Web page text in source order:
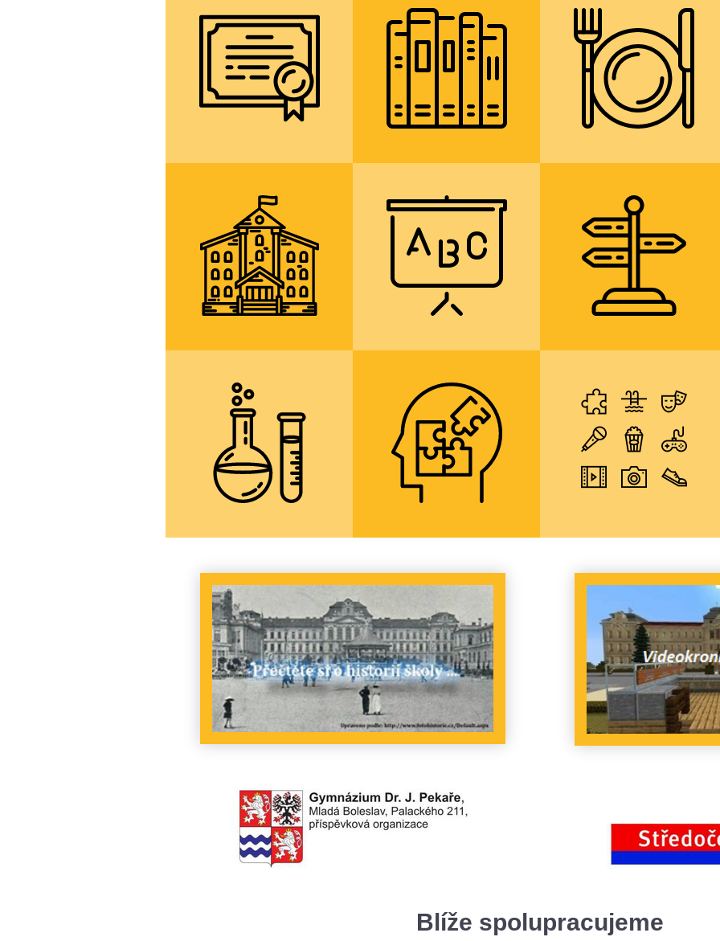
středoškolské
vzdělání ukončené
maturitou
čítárnou a
studovnou
školní jídelně a
občerstvení ve
školním kiosku
školami v
Nemecku, Polsku,
Francii a na
Slovensku
ve skupinách
rozdělených podle
úrovně znalostí
prostřednictvím
volitelných
předmětů
učebny, laboratoře
a počítačové
učebny
bezplatného
poradenství
aktivity, kulturní,
sportovní a
počítačové kroužky
Blíže spolupracujeme